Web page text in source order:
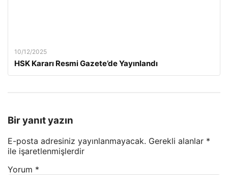
10/12/2025
HSK Kararı Resmi Gazete’de Yayınlandı
Bir yanıt yazın
E-posta adresiniz yayınlanmayacak. Gerekli alanlar *
ile işaretlenmişlerdir
Yorum *